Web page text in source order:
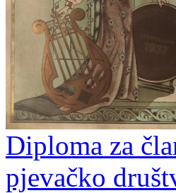
Diploma za
pjevačko